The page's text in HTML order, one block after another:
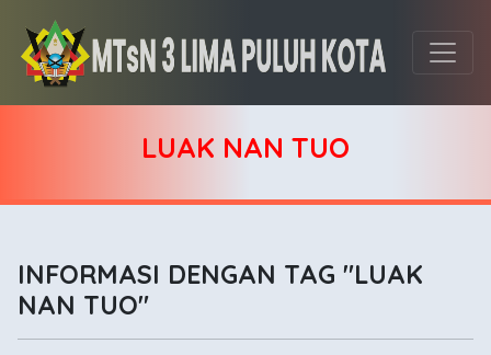
LUAK NAN TUO
INFORMASI DENGAN TAG "LUAK
NAN TUO"